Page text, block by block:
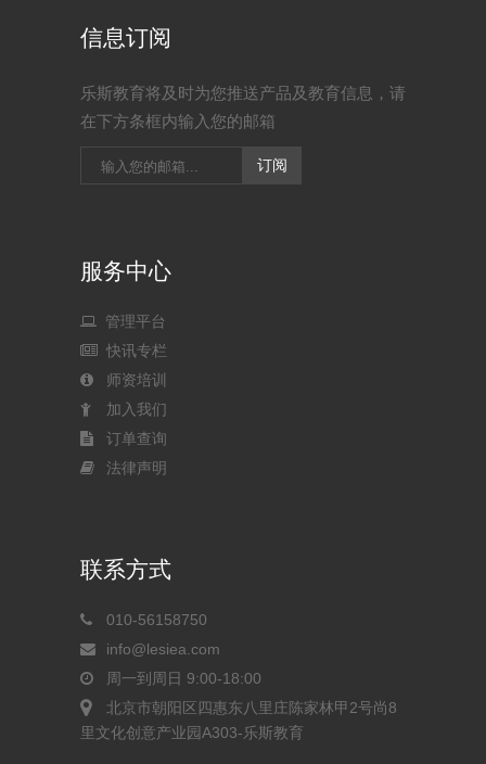
信息订阅
乐斯教育将及时为您推送产品及教育信息，请
在下方条框内输入您的邮箱
服务中心
管理平台
快讯专栏
师资培训
加入我们
订单查询
法律声明
联系方式
010-56158750
info@lesiea.com
周一到周日 9:00-18:00
北京市朝阳区四惠东八里庄陈家林甲2号尚8
里文化创意产业园A303-乐斯教育